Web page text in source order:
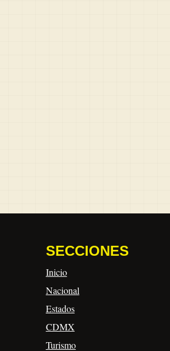
SECCIONES
Inicio
Nacional
Estados
CDMX
Turismo